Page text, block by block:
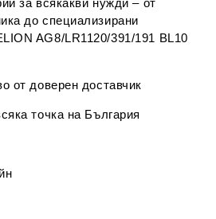
за всякакви нужди – от
до специализирани
AG8/LR1120/391/191 BL10
от доверен доставчик
точка на България